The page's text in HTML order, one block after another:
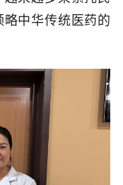
中华传统医药的